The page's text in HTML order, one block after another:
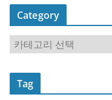
Category
a
t
Tag